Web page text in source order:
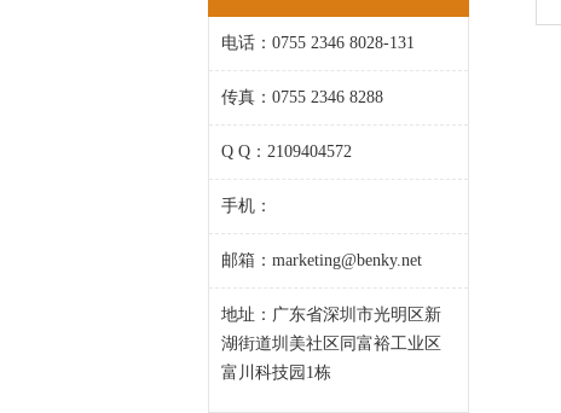
电话：0755 2346 8028-131
传真：0755 2346 8288
Q Q：2109404572
手机：
邮箱：marketing@benky.net
地址：广东省深圳市光明区新
湖街道圳美社区同富裕工业区
富川科技园1栋